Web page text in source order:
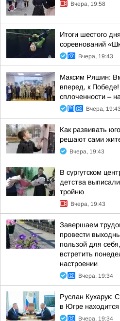
Вчера, 19:58
Итоги шестого
соревнований
Вчера, 19:43
Максим Ряшин:
вперед, к
сплоченности –
Вчера, 19:43
Как развивать
решают сами
Вчера, 19:43
В сургутском
детства
тройню
Вчера, 19:43
Завершаем
провести
пользой для
встретить
настроении
Вчера, 19:34
Руслан Кухарук:
в Югре
Вчера, 19:34